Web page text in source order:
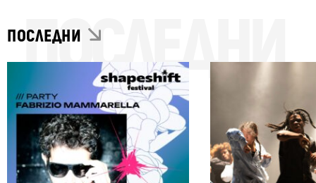
ПОСЛЕДНИ
ПОСЛЕДНИ